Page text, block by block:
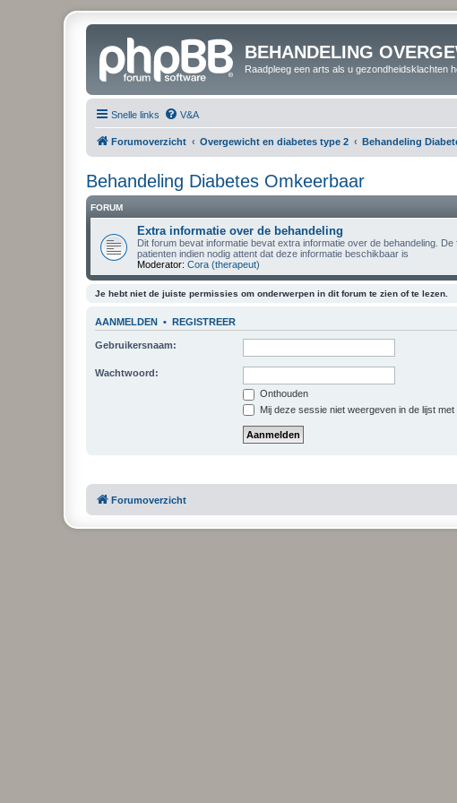
BEHANDELING
Raadpleeg een arts als u gezondheidsklachten
Snelle links V&A
Forumoverzicht Overgewicht en diabetes type 2 Behandeling
Behandeling Diabetes Omkeerbaar
FORUM
Extra informatie over de behandeling
Dit forum bevat informatie bevat extra informatie over de behandeling.
patienten indien nodig attent dat deze informatie beschikbaar is
Moderator: Cora (therapeut)
Je hebt niet de juiste permissies om onderwerpen in dit forum te zien of te lezen.
AANMELDEN • REGISTREER
Gebruikersnaam:
Wachtwoord:
Onthouden
Mij deze sessie niet weergeven in de lijst
Forumoverzicht